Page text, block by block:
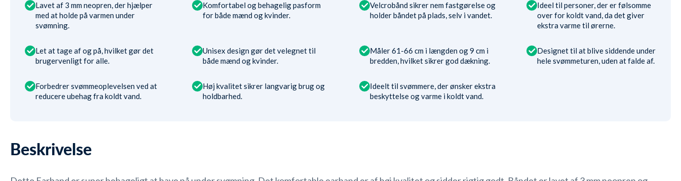
Beskrivelse
Lavet af 3 mm neopren, der hjælper
med at holde på varmen under
svømning.
Komfortabel og behagelig pasform
for både mænd og kvinder.
Velcrobånd sikrer nem fastgørelse og
holder båndet på plads, selv i vandet.
Ideel til personer, der er følsomme
over for koldt vand, da det giver
ekstra varme til ørerne.
Let at tage af og på, hvilket gør det
brugervenligt for alle.
Unisex design gør det velegnet til
både mænd og kvinder.
Måler 61-66 cm i længden og 9 cm i
bredden, hvilket sikrer god dækning.
Designet til at blive siddende under
hele svømmeturen, uden at falde af.
Forbedrer svømmeoplevelsen ved at
reducere ubehag fra koldt vand.
Høj kvalitet sikrer langvarig brug og
holdbarhed.
Ideelt til svømmere, der ønsker ekstra
beskyttelse og varme i koldt vand.